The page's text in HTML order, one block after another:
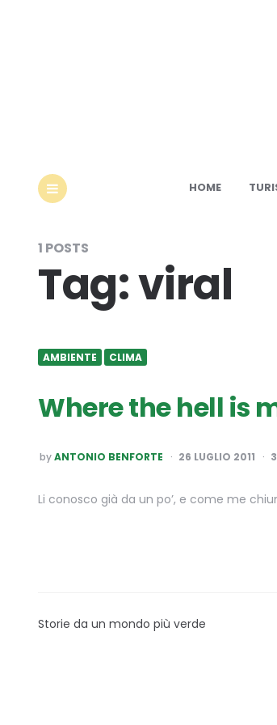
HOME
1 POSTS
Tag:viral
AMBIENTE CLIMA
Where the hell is
POSTED
BY
byANTONIO BENFORTE 26 LUGLIO 2011 3
Li conosco già da un po’, e come me
Storie da un mondo più verde